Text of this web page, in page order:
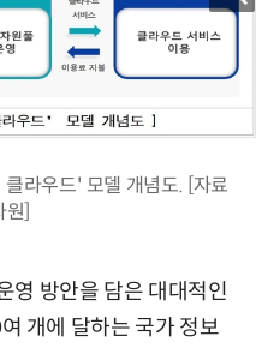
라우드' 모델 개념도. [자료
원]
영 방안을 담은 대대적인
개에 달하는 국가 정보